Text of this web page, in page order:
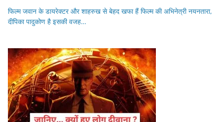
फिल्म जवान के डायरेक्टर और शाहरुख से बेहद खफा हैं फिल्म की अभिनेत्री नयनतारा,
दीपिका पादुकोण है इसकी वजह…